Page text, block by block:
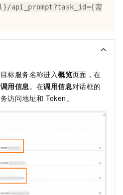
api_prompt?task_id={需
标服务名称进入概览页面，在
用信息 。在调用信息对话框的
访问地址和 Token。